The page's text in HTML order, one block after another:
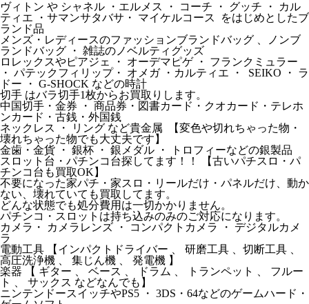
ヴィトン や シャネル ・エルメス ・ コーチ ・ グッチ ・ カル
ティエ ・サマンサタバサ・ マイケルコース をはじめとしたブ
ランド品
メンズ・レディースのファッションブランドバッグ 、ノンブ
ランドバッグ ・ 雑誌のノベルティグッズ
ロレックスやピアジェ ・ オーデマピゲ ・ フランクミュラー
・ パテックフィリップ・ オメガ ・カルティエ ・ SEIKO ・ ラ
ドー ・ G-SHOCK などの時計
切手 はバラ切手1枚からお買取りします。
中国切手・金券 ・ 商品券・図書カード・クオカード・テレホ
ンカード・古銭・外国銭
ネックレス ・ リング など貴金属 【変色や切れちゃった物・
壊れちゃった物でも大丈夫です】
金歯・金貨 ・ 銀杯 ・ 銀メダル ・ トロフィーなどの銀製品
スロット台・パチンコ台探してます！！ 【古いパチスロ・パ
チンコ台も買取OK】
不要になった家パチ・家スロ・リールだけ・パネルだけ、動か
ない、壊れていても買取してます。
どんな状態でも処分費用は一切かかりません。
パチンコ・スロットは持ち込みのみのご対応になります。
カメラ・ カメラレンズ ・ コンパクトカメラ ・ デジタルカメ
ラ
電動工具 【インパクトドライバー 、 研磨工具 、切断工具 、
高圧洗浄機 、 集じん機 、 発電機 】
楽器 【 ギター 、 ベース 、 ドラム 、 トランペット 、 フルー
ト 、 サックス などなんでも】
ニンテンドースイッチやPS5 ・ 3DS・64などのゲームハード・